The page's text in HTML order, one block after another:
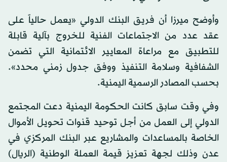
وأوضح ميرزا أن فريق البنك الدولي «يعمل حالياً على
عقد عدد من الاجتماعات الفنية للخروج بآلية قابلة
للتطبيق مع مراعاة المعايير الائتمانية التي تضمن
الشفافية وسلامة التنفيذ ووفق جدول زمني محدد».
بحسب المصادر الرسمية اليمنية.
وفي وقت سابق كانت الحكومة اليمنية دعت المجتمع
الدولي إلى العمل من أجل توحيد قنوات تحويل الأموال
الخاصة بالمساعدات والمشاريع عبر البنك المركزي في
عدن وذلك لجهة تعزيز قيمة العملة الوطنية (الريال)